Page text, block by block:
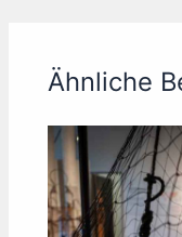
Ähnliche